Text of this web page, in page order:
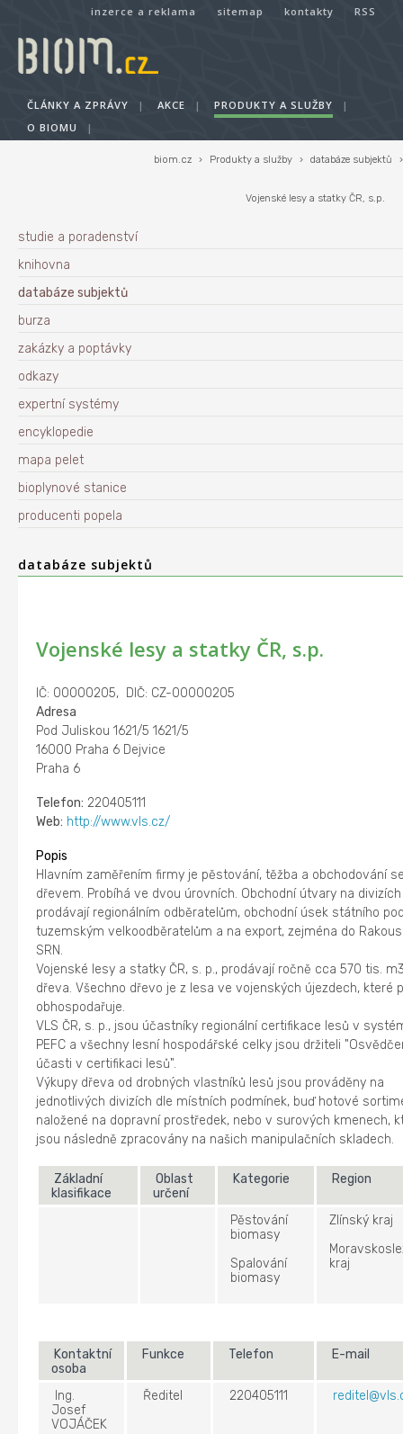
inzerce a reklama sitemap kontakty RSS
ČLÁNKY A ZPRÁVY | AKCE | PRODUKTY A SLUŽBY
|
O BIOMU
|
biom.cz › Produkty a služby › databáze subjektů ›
Vojenské lesy a statky ČR, s.p.
studie a poradenství
knihovna
databáze subjektů
burza
zakázky a poptávky
odkazy
expertní systémy
encyklopedie
mapa pelet
bioplynové stanice
producenti popela
databáze subjektů
Vojenské lesy a statky ČR, s.p.
IČ: 00000205, DIČ: CZ-00000205
Adresa
Pod Juliskou 1621/5 1621/5
16000 Praha 6 Dejvice
Praha 6
Telefon: 220405111
Web: http://www.vls.cz/
Popis
Hlavním zaměřením firmy je pěstování, těžba a obchodování
dřevem. Probíhá ve dvou úrovních. Obchodní útvary na divizích
prodávají regionálním odběratelům, obchodní úsek státního
tuzemským velkoodběratelům a na export, zejména do
SRN.
Vojenské lesy a statky ČR, s. p., prodávají ročně cca 570 tis.
dřeva. Všechno dřevo je z lesa ve vojenských újezdech, které
obhospodařuje.
VLS ČR, s. p., jsou účastníky regionální certifikace lesů v
PEFC a všechny lesní hospodářské celky jsou držiteli
účasti v certifikaci lesů".
Výkupy dřeva od drobných vlastníků lesů jsou prováděny na
jednotlivých divizích dle místních podmínek, buď hotové
naložené na dopravní prostředek, nebo v surových kmenech,
jsou následně zpracovány na našich manipulačních skladech.
Základní
klasifikace
Oblast
určení
Kategorie Region
Pěstování
biomasy
Spalování
biomasy
Zlínský kraj
kraj
Kontaktní
osoba
Funkce Telefon E-mail
Ing.
Josef
VOJÁČEK
Ředitel 220405111